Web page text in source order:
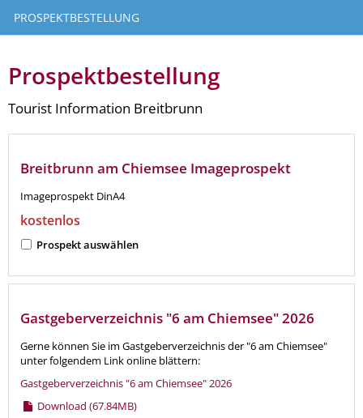
PROSPEKTBESTELLUNG
Prospektbestellung
Tourist Information Breitbrunn
Breitbrunn am Chiemsee Imageprospekt
Imageprospekt DinA4
kostenlos
Prospekt auswählen
Gastgeberverzeichnis "6 am Chiemsee" 2026
Gerne können Sie im Gastgeberverzeichnis der "6 am Chiemsee"
unter folgendem Link online blättern:
Gastgeberverzeichnis "6 am Chiemsee" 2026
Download (67.84MB)